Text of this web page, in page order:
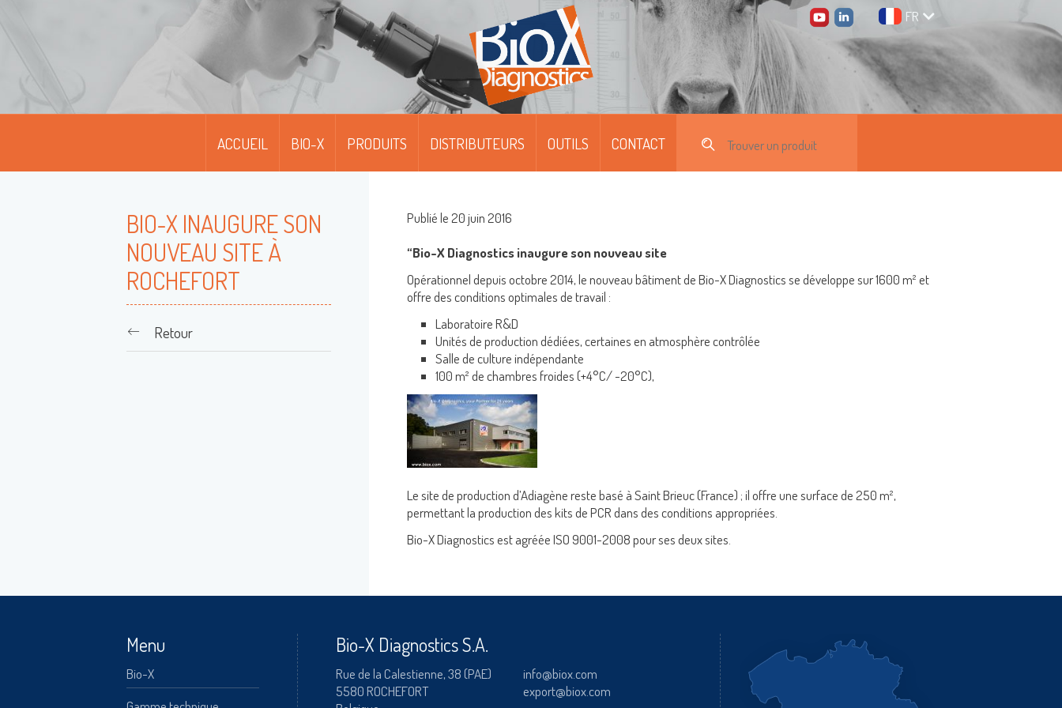
FR
ACCUEIL BIO-X
PRODUITS
DIPFIT™
DIPFIT™ SMART
MOABS / FITC
MONOSCREEN™ AG/AB/QUANT-ELISA
MULTISCREEN™ AG/AB-ELISA
RAINBOW™
ADIALYO™ / ADIAVET™ / ADIAPURE™ /
ADIAMAG™
DISTRIBUTEURS OUTILS CONTACT
BIO-X INAUGURE SON
NOUVEAU SITE À
ROCHEFORT
Retour
Publié le 20 juin 2016
“Bio-X Diagnostics inaugure son nouveau site
Opérationnel depuis octobre 2014, le nouveau bâtiment de Bio-X Diagnostics se développe sur 1600 m² et
offre des conditions optimales de travail :
Laboratoire R&D
Unités de production dédiées, certaines en atmosphère contrôlée
Salle de culture indépendante
100 m² de chambres froides (+4°C/ -20°C),
Le site de production d’Adiagène reste basé à Saint Brieuc (France) ; il offre une surface de 250 m²,
permettant la production des kits de PCR dans des conditions appropriées.
Bio-X Diagnostics est agréée ISO 9001-2008 pour ses deux sites.
Menu
Bio-X
Bio-X Diagnostics S.A.
Rue de la Calestienne, 38 (PAE)
5580 ROCHEFORT
info@biox.com
export@biox.com
Se connecter
Nom d'utilisateur
Mot de passe